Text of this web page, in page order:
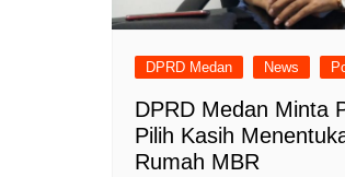
DPRD Medan News
DPRD Medan Minta
Pilih Kasih
Rumah MBR